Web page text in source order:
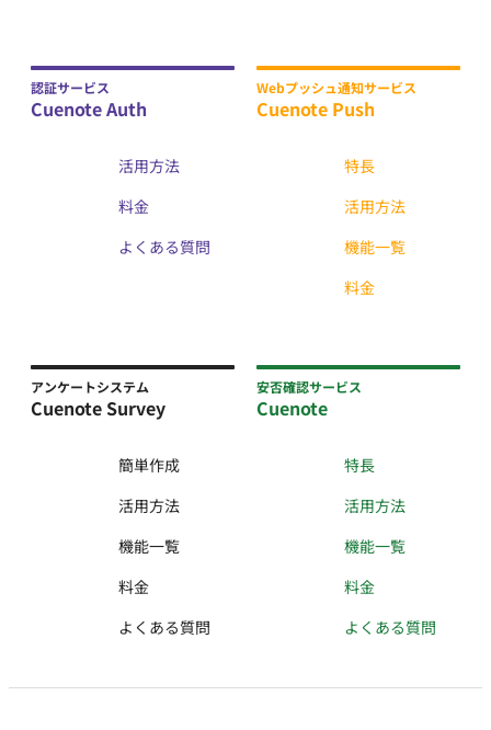
認証サービス
Cuenote Auth
活用方法
料金
よくある質問
Webプッシュ通知サービス
Cuenote Push
特長
活用方法
機能一覧
料金
アンケートシステム
Cuenote Survey
簡単作成
活用方法
機能一覧
料金
よくある質問
安否確認サービス
Cuenote
特長
活用方法
機能一覧
料金
よくある質問